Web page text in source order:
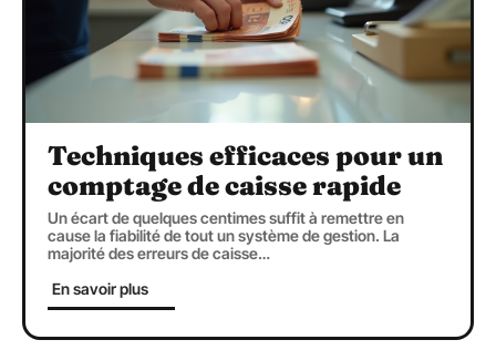
Techniques efficaces pour un
comptage de caisse rapide
Un écart de quelques centimes suffit à remettre en
cause la fiabilité de tout un système de gestion. La
majorité des erreurs de caisse…
En savoir plus